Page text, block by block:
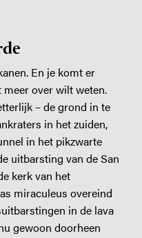
En je komt er
over wilt weten.
– de grond in te
in het zuiden,
in het pikzwarte
uitbarsting van de San
kerk van het
miraculeus overeind
in de lava
gewoon doorheen